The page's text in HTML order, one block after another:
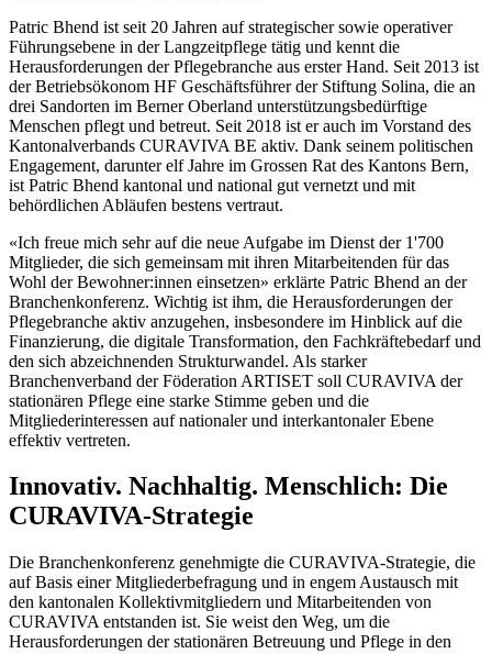
Patric Bhend ist seit 20 Jahren auf strategischer sowie operativer
Führungsebene in der Langzeitpflege tätig und kennt die
Herausforderungen der Pflegebranche aus erster Hand. Seit 2013 ist
der Betriebsökonom HF Geschäftsführer der Stiftung Solina, die an
drei Sandorten im Berner Oberland unterstützungsbedürftige
Menschen pflegt und betreut. Seit 2018 ist er auch im Vorstand des
Kantonalverbands CURAVIVA BE aktiv. Dank seinem politischen
Engagement, darunter elf Jahre im Grossen Rat des Kantons Bern,
ist Patric Bhend kantonal und national gut vernetzt und mit
behördlichen Abläufen bestens vertraut.
«Ich freue mich sehr auf die neue Aufgabe im Dienst der 1'700
Mitglieder, die sich gemeinsam mit ihren Mitarbeitenden für das
Wohl der Bewohner:innen einsetzen» erklärte Patric Bhend an der
Branchenkonferenz. Wichtig ist ihm, die Herausforderungen der
Pflegebranche aktiv anzugehen, insbesondere im Hinblick auf die
Finanzierung, die digitale Transformation, den Fachkräftebedarf und
den sich abzeichnenden Strukturwandel. Als starker
Branchenverband der Föderation ARTISET soll CURAVIVA der
stationären Pflege eine starke Stimme geben und die
Mitgliederinteressen auf nationaler und interkantonaler Ebene
effektiv vertreten.
Innovativ. Nachhaltig. Menschlich: Die
CURAVIVA-Strategie
Die Branchenkonferenz genehmigte die CURAVIVA-Strategie, die
auf Basis einer Mitgliederbefragung und in engem Austausch mit
den kantonalen Kollektivmitgliedern und Mitarbeitenden von
CURAVIVA entstanden ist. Sie weist den Weg, um die
Herausforderungen der stationären Betreuung und Pflege in den